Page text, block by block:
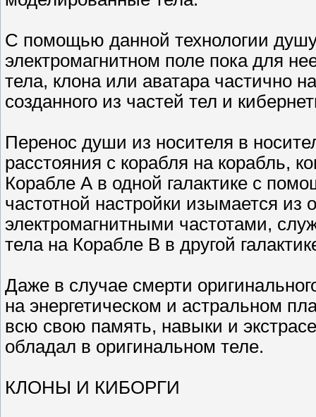
С помощью данной технологии
электромагнитном поле пока для
тела, клона или аватара частично
созданного из частей тел и
Перенос души из носителя в
расстояния с корабля на корабль,
Корабле А в одной галактике с
частотной настройки изымается из
электромагнитными частотами,
тела на Корабле В в другой
Даже в случае смерти
на энергетическом и астральном
всю свою память, навыки и
обладал в оригинальном теле.
КЛОНЫ И КИБОРГИ